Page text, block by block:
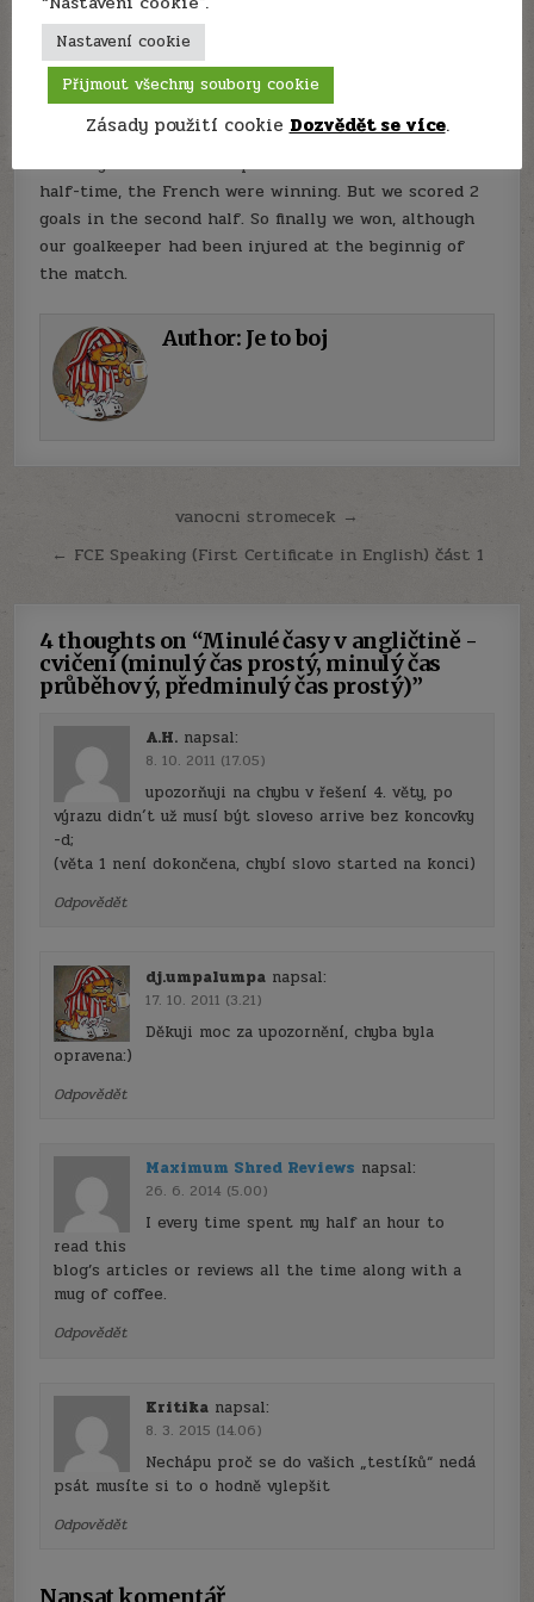
When I got to the school reunion I didn’t recognize
anybody because they all had changed.
Last night the Czech Republic beat France 3:2. At
half-time, the French were winning. But we scored 2
goals in the second half. So finally we won, although
our goalkeeper had been injured at the beginnig of
the match.
Author: Je to boj
pro
vanocni stromecek →
← FCE Speaking (First Certificate in English) část 1
4 thoughts on “Minulé časy v angličtině -
cvičení (minulý čas prostý, minulý čas
průběhový, předminulý čas prostý)”
A.H. napsal:
8. 10. 2011 (17.05)
upozorňuji na chybu v řešení 4. věty, po
výrazu didn´t už musí být sloveso arrive bez koncovky
-d;
(věta 1 není dokončena, chybí slovo started na konci)
Odpovědět
dj.umpalumpa napsal:
17. 10. 2011 (3.21)
Děkuji moc za upozornění, chyba byla
opravena:)
Odpovědět
Maximum Shred Reviews napsal:
26. 6. 2014 (5.00)
I every time spent my half an hour to
read this
blog’s articles or reviews all the time along with a
mug of coffee.
Odpovědět
Kritika napsal:
8. 3. 2015 (14.06)
Nechápu proč se do vašich „testíků“ nedá
psát musíte si to o hodně vylepšit
Odpovědět
Nastavení cookie
Přijmout všechny soubory cookie
Zásady použití cookie Dozvědět se více.